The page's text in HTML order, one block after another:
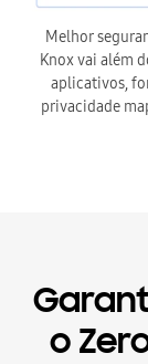
Melhor
Knox vai além
aplicativos,
privacidade
o